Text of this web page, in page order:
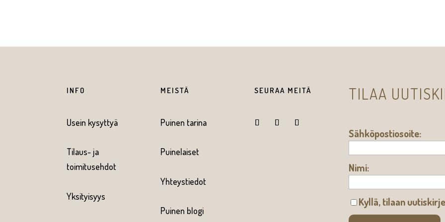
INFO
Usein kysyttyä
Tilaus- ja
toimitusehdot
Yksityisyys
MEISTÄ
Puinen tarina
Puinelaiset
Yhteystiedot
Puinen blogi
SEURAA MEITÄ TILAA
Sähköpostiosoite:
Nimi:
Kyllä, tilaan